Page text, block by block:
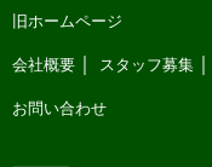
旧ホームページ
会社概要 スタッフ募集
お問い合わせ